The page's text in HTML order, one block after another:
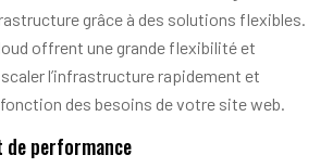
grâce à des solutions flexibles.
offrent une grande flexibilité et
l’infrastructure rapidement et
des besoins de votre site web.
de performance